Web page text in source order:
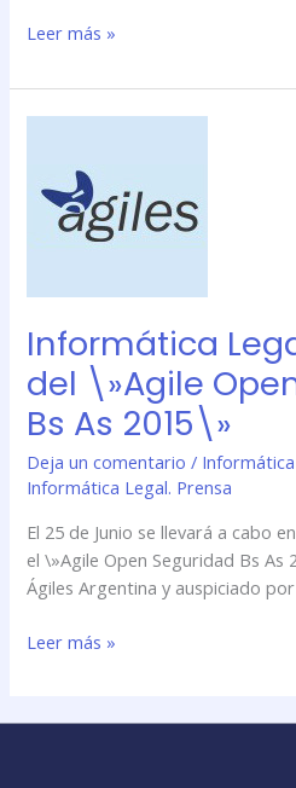
Leer más »
Informática
del \»Agile
Bs As 2015\»
Deja un comentario /
Informática Legal. Prensa
El 25 de Junio se llevará a cabo
el \»Agile Open Seguridad Bs
Ágiles Argentina y auspiciado
participará
\»Agile
Seguridad
As
2015\»
Leer más »